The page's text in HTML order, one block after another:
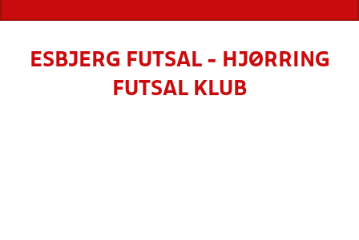
ESBJERG FUTSAL - HJØRRING
FUTSAL KLUB